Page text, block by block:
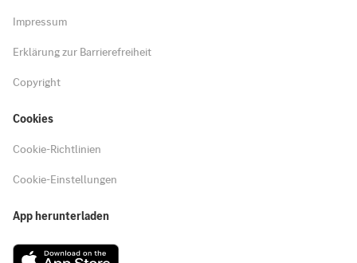
Impressum
Erklärung zur Barrierefreiheit
Copyright
Cookies
Cookie-Richtlinien
Cookie-Einstellungen
App herunterladen